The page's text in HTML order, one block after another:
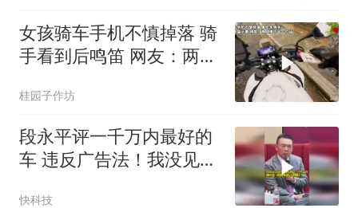
女孩骑车手机不慎掉落 骑
手看到后鸣笛 网友：两人
桂园子作坊
段永平评一千万内最好的
车 违反广告法！我没见过
快科技